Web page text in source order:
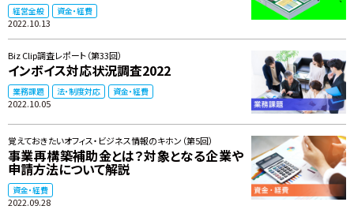
経営全般 資金・経費
2022.10.13
Biz Clip調査レポート（第33回）
インボイス対応状況調査2022
業務課題 法・制度対応 資金・経費
2022.10.05
覚えておきたいオフィス・ビジネス情報のキホン（第5回）
事業再構築補助金とは？対象となる企業や
申請方法について解説
資金・経費
2022.09.28